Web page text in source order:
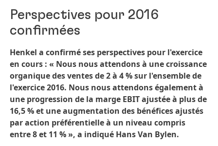
Perspectives pour 2016
confirmées
Henkel a confirmé ses perspectives pour l'exercice
en cours : « Nous nous attendons à une croissance
organique des ventes de 2 à 4 % sur l'ensemble de
l'exercice 2016. Nous nous attendons également à
une progression de la marge EBIT ajustée à plus de
16,5 % et une augmentation des bénéfices ajustés
par action préférentielle à un niveau compris
entre 8 et 11 % », a indiqué Hans Van Bylen.